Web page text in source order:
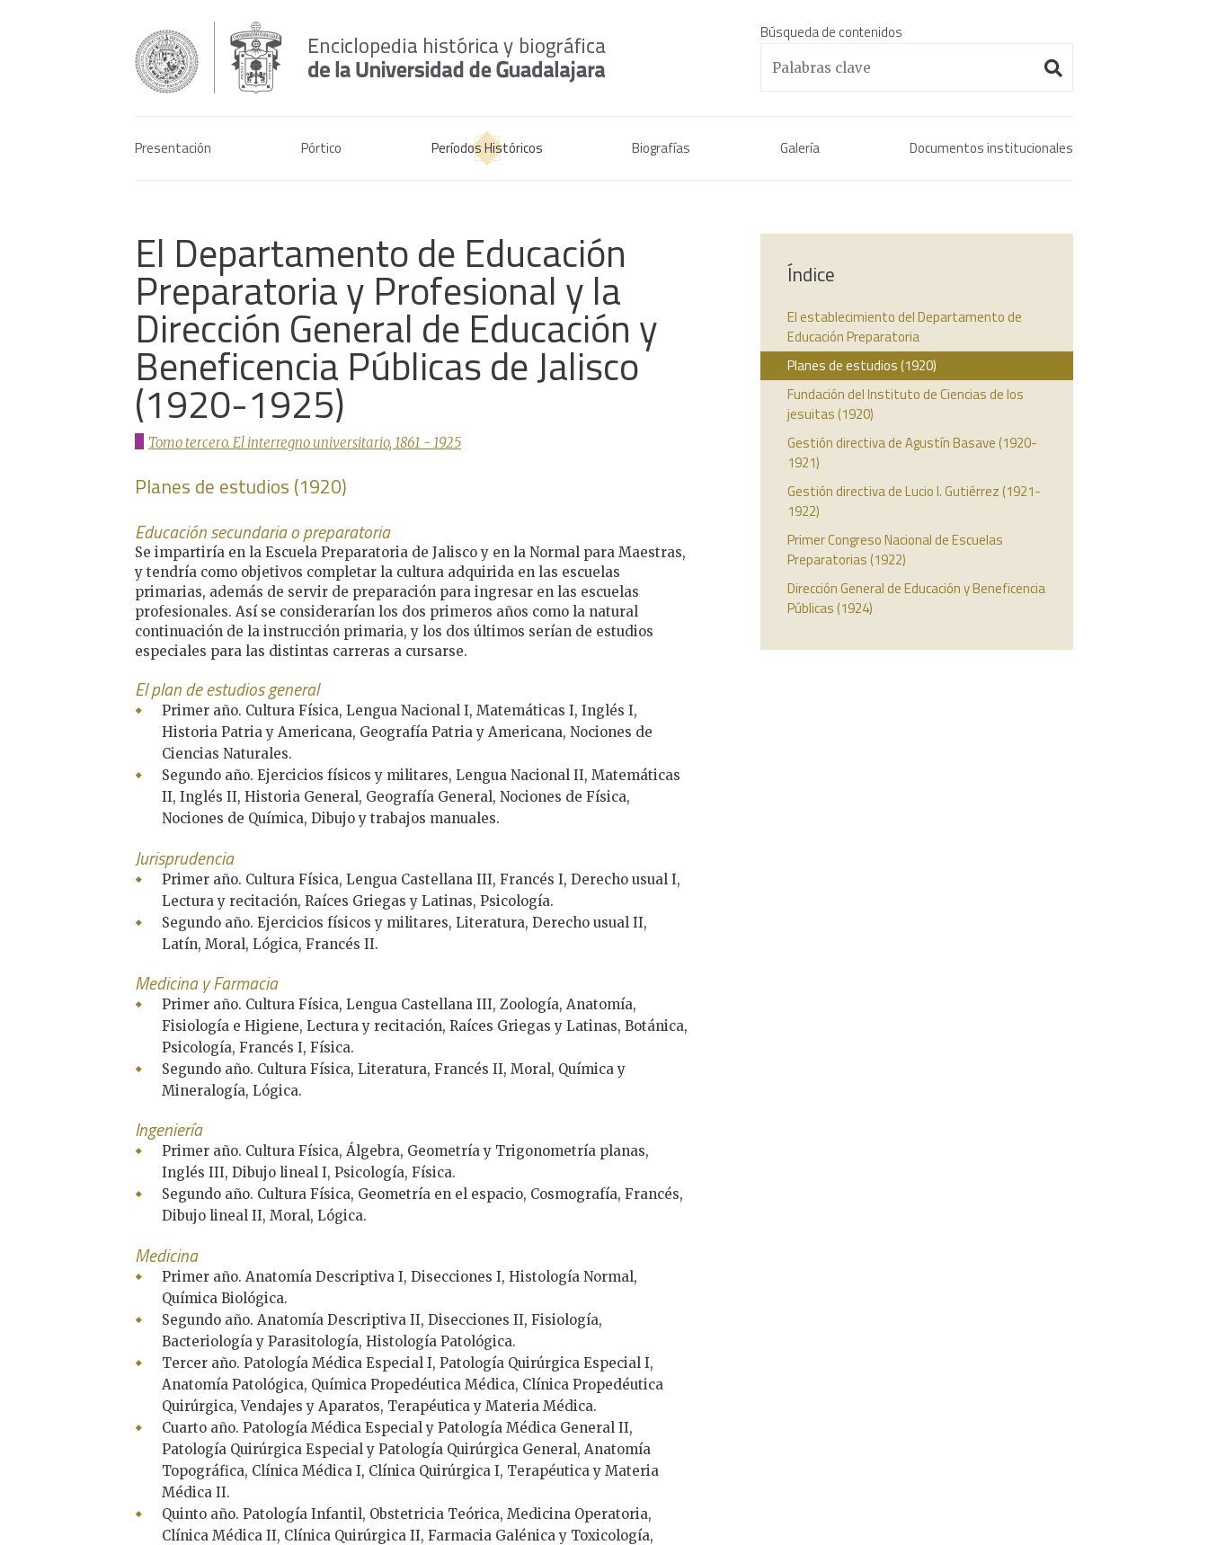
Búsqueda de contenidos
Presentación Pórtico Períodos Históricos Biografías Galería Documentos institucionales
Índice
El establecimiento del Departamento de
Educación Preparatoria
Planes de estudios (1920)
Fundación del Instituto de Ciencias de los
jesuitas (1920)
Gestión directiva de Agustín Basave (1920-
1921)
Gestión directiva de Lucio I. Gutiérrez (1921-
1922)
Primer Congreso Nacional de Escuelas
Preparatorias (1922)
Dirección General de Educación y Beneficencia
Públicas (1924)
El Departamento de Educación
Preparatoria y Profesional y la
Dirección General de Educación y
Beneficencia Públicas de Jalisco
(1920-1925)
Tomo tercero. El interregno universitario, 1861 - 1925
Planes de estudios (1920)
Educación secundaria o preparatoria
Se impartiría en la Escuela Preparatoria de Jalisco y en la Normal para Maestras,
y tendría como objetivos completar la cultura adquirida en las escuelas
primarias, además de servir de preparación para ingresar en las escuelas
profesionales. Así se considerarían los dos primeros años como la natural
continuación de la instrucción primaria, y los dos últimos serían de estudios
especiales para las distintas carreras a cursarse.
El plan de estudios general
Primer año. Cultura Física, Lengua Nacional I, Matemáticas I, Inglés I,
Historia Patria y Americana, Geografía Patria y Americana, Nociones de
Ciencias Naturales.
Segundo año. Ejercicios físicos y militares, Lengua Nacional II, Matemáticas
II, Inglés II, Historia General, Geografía General, Nociones de Física,
Nociones de Química, Dibujo y trabajos manuales.
Jurisprudencia
Primer año. Cultura Física, Lengua Castellana III, Francés I, Derecho usual I,
Lectura y recitación, Raíces Griegas y Latinas, Psicología.
Segundo año. Ejercicios físicos y militares, Literatura, Derecho usual II,
Latín, Moral, Lógica, Francés II.
Medicina y Farmacia
Primer año. Cultura Física, Lengua Castellana III, Zoología, Anatomía,
Fisiología e Higiene, Lectura y recitación, Raíces Griegas y Latinas, Botánica,
Psicología, Francés I, Física.
Segundo año. Cultura Física, Literatura, Francés II, Moral, Química y
Mineralogía, Lógica.
Ingeniería
Primer año. Cultura Física, Álgebra, Geometría y Trigonometría planas,
Inglés III, Dibujo lineal I, Psicología, Física.
Segundo año. Cultura Física, Geometría en el espacio, Cosmografía, Francés,
Dibujo lineal II, Moral, Lógica.
Medicina
Primer año. Anatomía Descriptiva I, Disecciones I, Histología Normal,
Química Biológica.
Segundo año. Anatomía Descriptiva II, Disecciones II, Fisiología,
Bacteriología y Parasitología, Histología Patológica.
Tercer año. Patología Médica Especial I, Patología Quirúrgica Especial I,
Anatomía Patológica, Química Propedéutica Médica, Clínica Propedéutica
Quirúrgica, Vendajes y Aparatos, Terapéutica y Materia Médica.
Cuarto año. Patología Médica Especial y Patología Médica General II,
Patología Quirúrgica Especial y Patología Quirúrgica General, Anatomía
Topográfica, Clínica Médica I, Clínica Quirúrgica I, Terapéutica y Materia
Médica II.
Quinto año. Patología Infantil, Obstetricia Teórica, Medicina Operatoria,
Clínica Médica II, Clínica Quirúrgica II, Farmacia Galénica y Toxicología,